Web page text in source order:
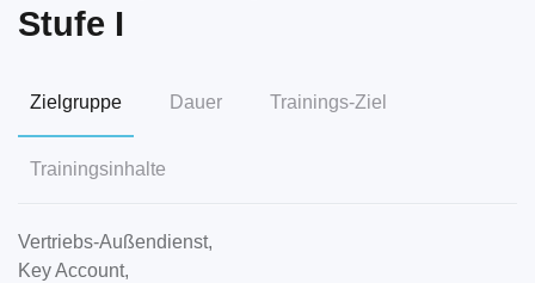
Stufe I
Zielgruppe Dauer Trainings-Ziel
Trainingsinhalte
Vertriebs-Außendienst,
Key Account,